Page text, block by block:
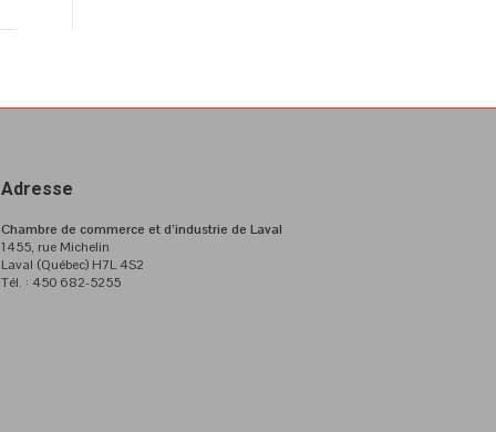
Adresse
Chambre de commerce et d’industrie de Laval
1455, rue Michelin
Laval (Québec) H7L 4S2
Tél. : 450 682-5255